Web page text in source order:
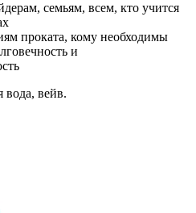
семьям, всем, кто учится
проката, кому необходимы
и
вода, вейв.